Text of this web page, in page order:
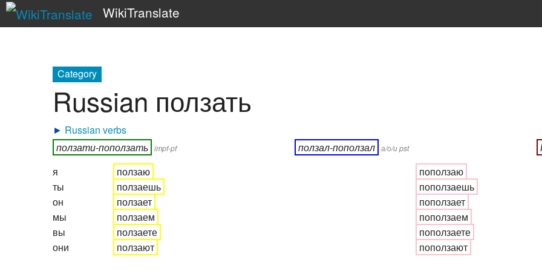
WikiTranslate
Category
Russian ползать
► Russian verbs
ползати-поползать impf-pf ползал-поползал а/о/и pst
я
ты
он
мы
вы
они
ползаю
ползаешь
ползает
ползаем
ползаете
ползают
поползаю
поползаешь
поползает
поползаем
поползаете
поползают